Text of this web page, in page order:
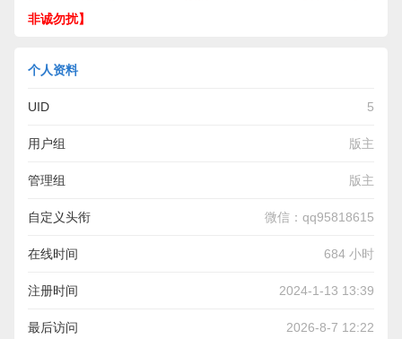
非诚勿扰】
个人资料
UID 5
用户组 版主
管理组 版主
自定义头衔 微信：qq95818615
在线时间 684 小时
注册时间 2024-1-13 13:39
最后访问 2026-8-7 12:22